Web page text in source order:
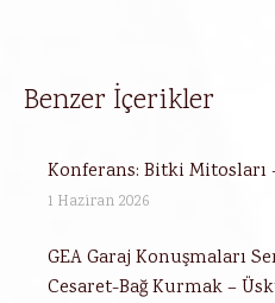
Benzer İçerikler
Konferans: Bitki Mitosları
1 Haziran 2026
GEA Garaj Konuşmaları
Cesaret-Bağ Kurmak –